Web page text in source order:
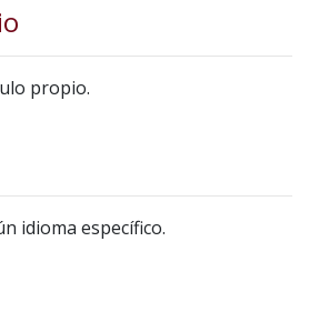
propio.
idioma específico.